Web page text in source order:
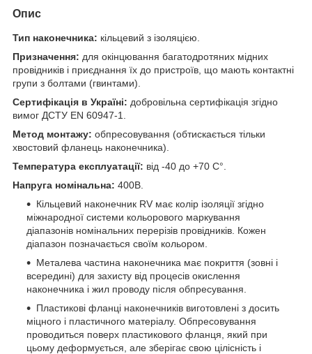
Опис
Тип наконечника: кільцевий з ізоляцією.
Призначення: для окінцювання багатодротяних мідних
провідників і приєднання їх до пристроїв, що мають контактні
групи з болтами (гвинтами).
Сертифікація в Україні: добровільна сертифікація згідно
вимог ДСТУ EN 60947-1.
Метод монтажу: обпресовування (обтискається тільки
хвостовий фланець наконечника).
Температура експлуатації: від -40 до +70 С°.
Напруга номінальна: 400В.
Кільцевий наконечник RV має колір ізоляції згідно
міжнародної системи кольорового маркування
діапазонів номінальних перерізів провідників. Кожен
діапазон позначається своїм кольором.
Металева частина наконечника має покриття (зовні і
всередині) для захисту від процесів окислення
наконечника і жил проводу після обпресування.
Пластикові фланці наконечників виготовлені з досить
міцного і пластичного матеріалу. Обпресовування
проводиться поверх пластикового фланця, який при
цьому деформується, але зберігає свою цілісність і